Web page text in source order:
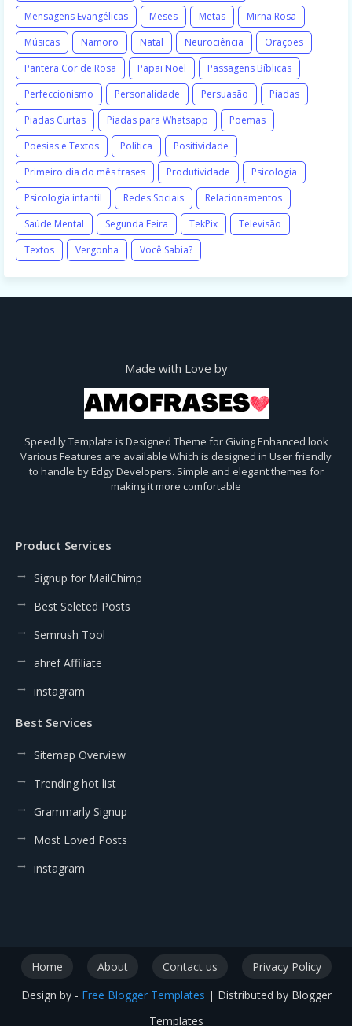
Mensagens Evangélicas
Meses Metas
Mirna Rosa
Músicas
Namoro Natal Neurociência
Orações
Pantera Cor de Rosa
Papai Noel
Passagens Bíblicas
Perfeccionismo
Personalidade Persuasão
Piadas
Piadas Curtas
Piadas para Whatsapp
Poemas
Poesias e Textos
Política
Positividade
Primeiro dia do mês frases
Produtividade
Psicologia
Psicologia infantil
Redes Sociais
Relacionamentos
Saúde Mental
Segunda Feira TekPix
Televisão
Textos
Vergonha Você Sabia?
Made with Love by
Speedily Template is Designed Theme for Giving Enhanced look
Various Features are available Which is designed in User friendly
to handle by Edgy Developers. Simple and elegant themes for
making it more comfortable
Product Services
Signup for MailChimp
Best Seleted Posts
Semrush Tool
ahref Affiliate
instagram
Best Services
Sitemap Overview
Trending hot list
Grammarly Signup
Most Loved Posts
instagram
Home About Contact us
Privacy Policy
Design by - Free Blogger Templates | Distributed by Blogger
Templates